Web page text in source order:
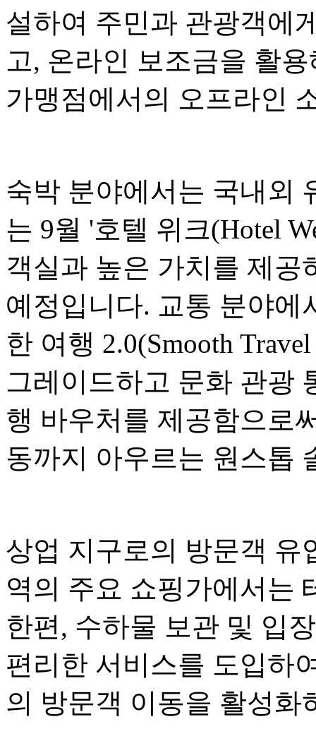
설하여 주민과 관광객에
고, 온라인 보조금을 활
가맹점에서의 오프라인
숙박 분야에서는 국내외
는 9월 '호텔 위크(Hotel
객실과 높은 가치를 제
예정입니다. 교통 분야
한 여행 2.0(Smooth
그레이드하고 문화 관광
행 바우처를 제공함으로
동까지 아우르는 원스톱
상업 지구로의 방문객 유
역의 주요 쇼핑가에서는
한편, 수하물 보관 및 입
편리한 서비스를 도입하
의 방문객 이동을 활성화